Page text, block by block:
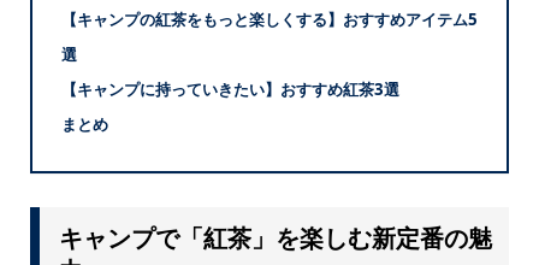
【キャンプの紅茶をもっと楽しくする】おすすめアイテム5
選
【キャンプに持っていきたい】おすすめ紅茶3選
まとめ
キャンプで「紅茶」を楽しむ新定番の魅